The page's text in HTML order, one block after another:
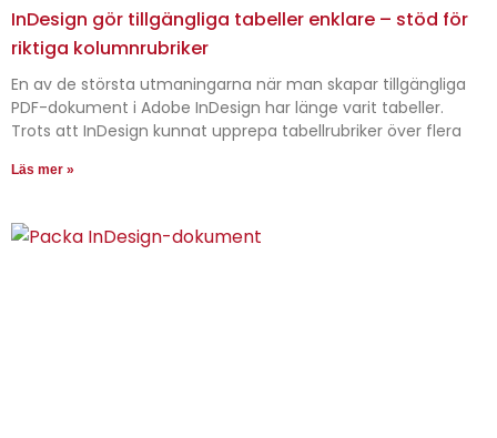
InDesign gör tillgängliga tabeller enklare – stöd för
riktiga kolumnrubriker
En av de största utmaningarna när man skapar tillgängliga
PDF-dokument i Adobe InDesign har länge varit tabeller.
Trots att InDesign kunnat upprepa tabellrubriker över flera
Läs mer »